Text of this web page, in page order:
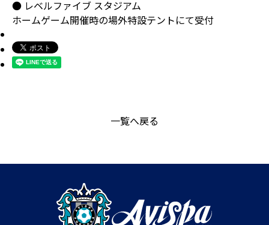
● レベルファイブ スタジアム
ホームゲーム開催時の場外特設テントにて受付
一覧へ戻る